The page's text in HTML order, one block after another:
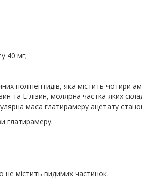
40 мг;
поліпептидів, яка містить чотири
та L-лізин, молярна частка яких
маса глатирамеру ацетату
глатирамеру.
не містить видимих частинок.